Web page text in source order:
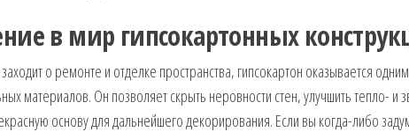
в мир гипсокартонных
о ремонте и отделке пространства, гипсокартон оказывается
материалов. Он позволяет скрыть неровности стен, улучшить тепло- и
основу для дальнейшего декорирования. Если вы когда-либо